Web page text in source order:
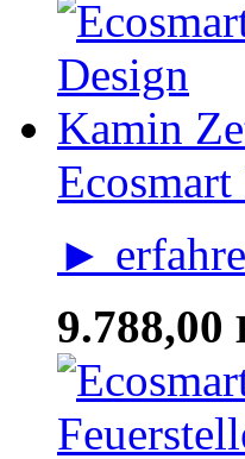
►
9.788,00